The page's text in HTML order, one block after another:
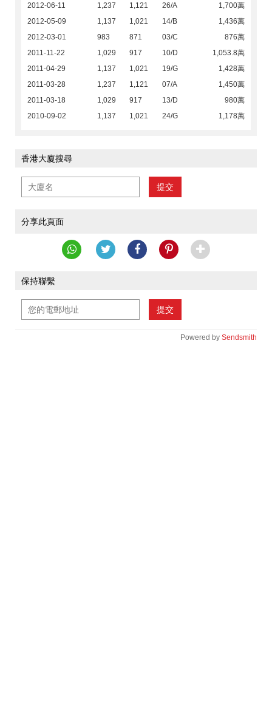
2012-06-11
1,237 1,121 26/A
1,700萬
2012-05-09
1,137 1,021 14/B
1,436萬
2012-03-01
983 871 03/C
876萬
2011-11-22
1,029 917 10/D
1,053.8萬
2011-04-29
1,137 1,021 19/G
1,428萬
2011-03-28
1,237 1,121 07/A
1,450萬
2011-03-18
1,029 917 13/D
980萬
2010-09-02
1,137 1,021 24/G 1,178萬
香港大廈搜尋
提交
分享此頁面
保持聯繫
提交
Powered by Sendsmith